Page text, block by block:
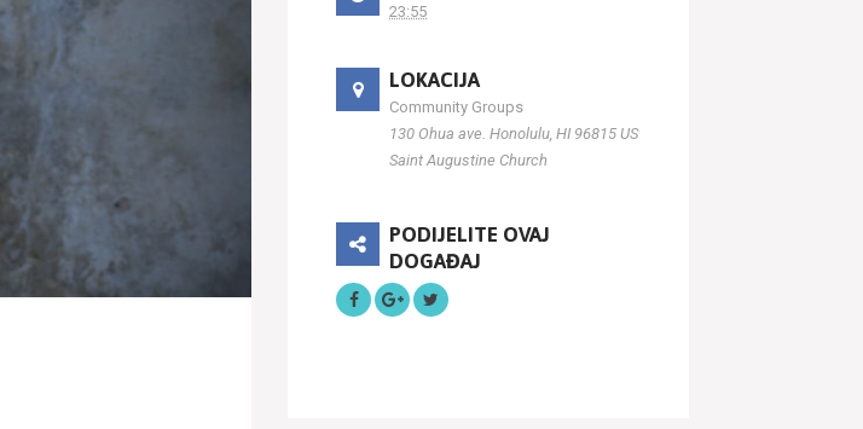
23:55
LOKACIJA
Community Groups
130 Ohua ave. Honolulu, HI 96815 US
Saint Augustine Church
PODIJELITE OVAJ
DOGAĐAJ